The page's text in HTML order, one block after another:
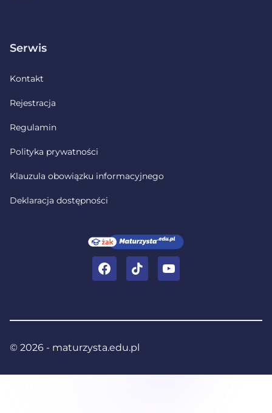
Serwis
Kontakt
Rejestracja
Regulamin
Polityka prywatności
Klauzula obowiązku informacyjnego
Deklaracja dostępności
FacebookTikTokYouTube
© 2026 - maturzysta.edu.pl